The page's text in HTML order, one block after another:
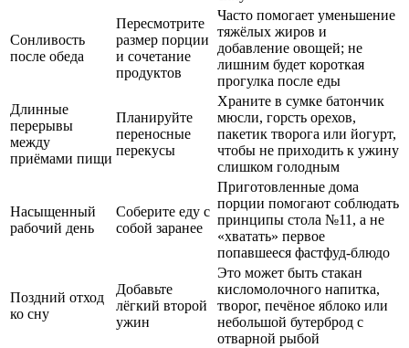
Сонливость
после обеда
Пересмотрите
размер порции
и сочетание
продуктов
Часто помогает уменьшение
тяжёлых жиров и
добавление овощей; не
лишним будет короткая
прогулка после еды
Длинные
перерывы
между
приёмами пищи
Планируйте
переносные
перекусы
Храните в сумке батончик
мюсли, горсть орехов,
пакетик творога или йогурт,
чтобы не приходить к ужину
слишком голодным
Насыщенный
рабочий день
Соберите еду с
собой заранее
Приготовленные дома
порции помогают соблюдать
принципы стола №11, а не
«хватать» первое
попавшееся фастфуд-блюдо
Поздний отход
ко сну
Добавьте
лёгкий второй
ужин
Это может быть стакан
кисломолочного напитка,
творог, печёное яблоко или
небольшой бутерброд с
отварной рыбой